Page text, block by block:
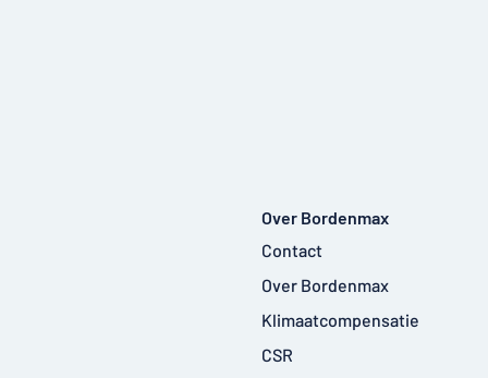
Over Bordenmax
Contact
Over Bordenmax
Klimaatcompensatie
CSR